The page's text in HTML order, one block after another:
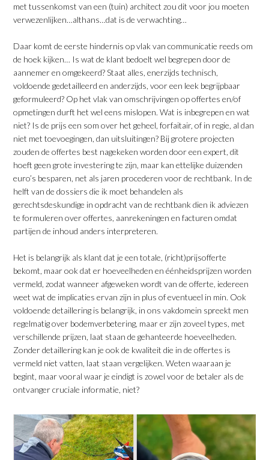
met tussenkomst van een (tuin) architect zou dit voor jou moeten
verwezenlijken…althans…dat is de verwachting…
Daar komt de eerste hindernis op vlak van communicatie reeds om
de hoek kijken… Is wat de klant bedoelt wel begrepen door de
aannemer en omgekeerd? Staat alles, enerzijds technisch,
voldoende gedetailleerd en anderzijds, voor een leek begrijpbaar
geformuleerd? Op het vlak van omschrijvingen op offertes en/of
opmetingen durft het wel eens mislopen. Wat is inbegrepen en wat
niet? Is de prijs een som over het geheel, forfaitair, of in regie, al dan
niet met toevoegingen, dan uitsluitingen? Bij grotere projecten
zouden de offertes best nagekeken worden door een expert, dit
hoeft geen grote investering te zijn, maar kan ettelijke duizenden
euro’s besparen, net als jaren procederen voor de rechtbank. In de
helft van de dossiers die ik moet behandelen als
gerechtsdeskundige in opdracht van de rechtbank dien ik adviezen
te formuleren over offertes, aanrekeningen en facturen omdat
partijen de inhoud anders interpreteren.
Het is belangrijk als klant dat je een totale, (richt)prijsofferte
bekomt, maar ook dat er hoeveelheden en éénheidsprijzen worden
vermeld, zodat wanneer afgeweken wordt van de offerte, iedereen
weet wat de implicaties ervan zijn in plus of eventueel in min. Ook
voldoende detaillering is belangrijk, in ons vakdomein spreekt men
regelmatig over bodemverbetering, maar er zijn zoveel types, met
verschillende prijzen, laat staan de gehanteerde hoeveelheden.
Zonder detaillering kan je ook de kwaliteit die in de offertes is
vermeld niet vatten, laat staan vergelijken. Weten waaraan je
begint, maar vooral waar je eindigt is zowel voor de betaler als de
ontvanger cruciale informatie, niet?